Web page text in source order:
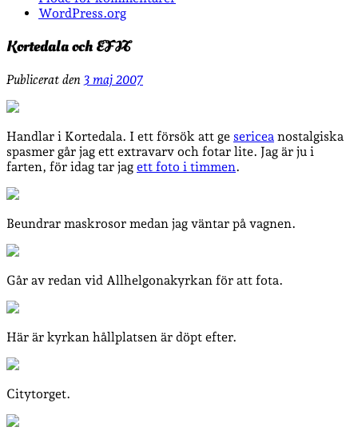
WordPress.org
Kortedala och EFIT
Publicerat den 3 maj 2007
Handlar i Kortedala. I ett försök att ge sericea nostalgiska
spasmer går jag ett extravarv och fotar lite. Jag är ju i
farten, för idag tar jag ett foto i timmen.
Beundrar maskrosor medan jag väntar på vagnen.
Går av redan vid Allhelgonakyrkan för att fota.
Här är kyrkan hållplatsen är döpt efter.
Citytorget.